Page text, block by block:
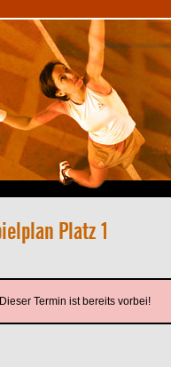
Dieser Termin ist bereits vorbei!